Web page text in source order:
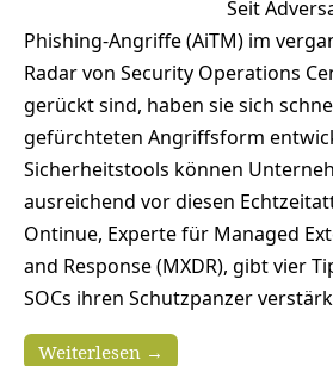
Seit
Phishing-Angriffe (AiTM) im
Radar von Security Operations
gerückt sind, haben sie sich
gefürchteten Angriffsform
Sicherheitstools können
ausreichend vor diesen
Ontinue, Experte für Managed
and Response (MXDR), gibt vier
SOCs ihren Schutzpanzer
Weiterlesen →